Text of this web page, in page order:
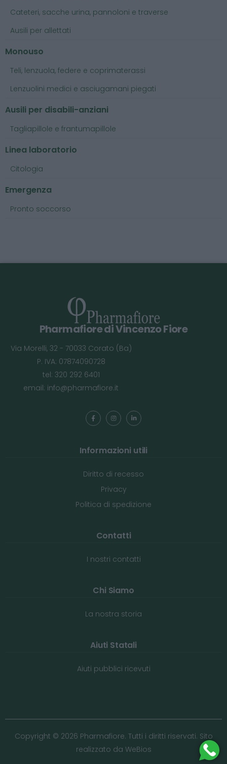
Cateteri, sacche urina, pannoloni e traverse
Ausili per allettati
Monouso
Teli, lenzuola, federe e coprimaterassi
Lenzuolini medici e asciugamani piegati
Ausili per disabili-anziani
Tagliapillole e frantumapillole
Linea laboratorio
Citologia
Emergenza
Pronto soccorso
Pharmafiore di Vincenzo Fiore
Via Morelli, 32 - 70033 Corato (Ba)
P. IVA: 07874090728
tel: 320 292 6401
email: info@pharmafiore.it
Informazioni utili
Diritto di recesso
Privacy
Politica di spedizione
Contatti
I nostri contatti
Chi Siamo
La nostra storia
Aiuti Statali
Aiuti pubblici ricevuti
Copyright © 2026 Pharmafiore. Tutti i diritti riservati. Sito
realizzato da WeBios